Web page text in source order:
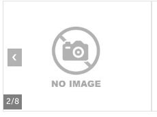
2/8
‹